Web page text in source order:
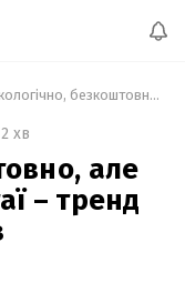
Екологічно, безкоштовно, але дуже кумедно: у Китаї – тренд на маски від сонця з лотосового листя
2 хв
але
– тренд